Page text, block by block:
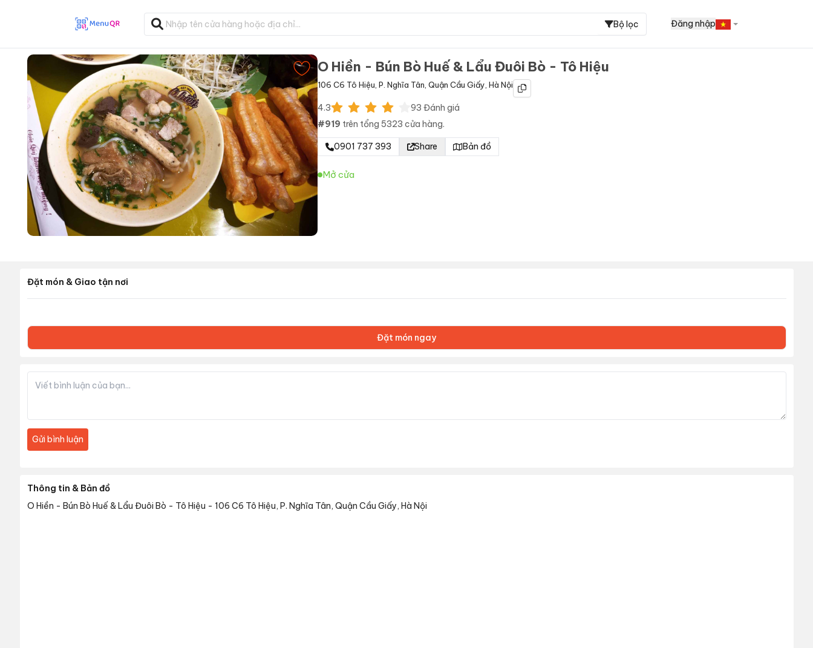
Bộ lọc Đăng nhập
O Hiền - Bún Bò Huế & Lẩu Đuôi Bò - Tô Hiệu
106 C6 Tô Hiệu P. Nghĩa Tân Quận Cầu Giấy Hà Nội
4.3 93 Đánh giá
#919 trên tổng 5323 cửa hàng.
0901 737 393 Share Bản đồ
Mở cửa
Đặt món & Giao tận nơi
Đặt món ngay
Gửi bình luận
Thông tin & Bản đồ
O Hiền - Bún Bò Huế & Lẩu Đuôi Bò - Tô Hiệu - 106 C6 Tô Hiệu, P. Nghĩa Tân, Quận Cầu Giấy, Hà Nội